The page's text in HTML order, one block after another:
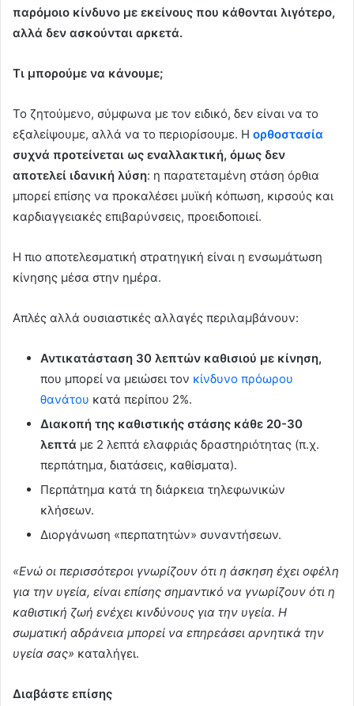
παρόμοιο κίνδυνο με εκείνους που κάθονται λιγότερο,
αλλά δεν ασκούνται αρκετά.
Τι μπορούμε να κάνουμε;
Το ζητούμενο, σύμφωνα με τον ειδικό, δεν είναι να το
εξαλείψουμε, αλλά να το περιορίσουμε. Η ορθοστασία
συχνά προτείνεται ως εναλλακτική, όμως δεν
αποτελεί ιδανική λύση: η παρατεταμένη στάση όρθια
μπορεί επίσης να προκαλέσει μυϊκή κόπωση, κιρσούς και
καρδιαγγειακές επιβαρύνσεις, προειδοποιεί.
Η πιο αποτελεσματική στρατηγική είναι η ενσωμάτωση
κίνησης μέσα στην ημέρα.
Απλές αλλά ουσιαστικές αλλαγές περιλαμβάνουν:
Αντικατάσταση 30 λεπτών καθισιού με κίνηση,
που μπορεί να μειώσει τον κίνδυνο πρόωρου
θανάτου κατά περίπου 2%.
Διακοπή της καθιστικής στάσης κάθε 20-30
λεπτά με 2 λεπτά ελαφριάς δραστηριότητας (π.χ.
περπάτημα, διατάσεις, καθίσματα).
Περπάτημα κατά τη διάρκεια τηλεφωνικών
κλήσεων.
Διοργάνωση «περπατητών» συναντήσεων.
«Ενώ οι περισσότεροι γνωρίζουν ότι η άσκηση έχει οφέλη
για την υγεία, είναι επίσης σημαντικό να γνωρίζουν ότι η
καθιστική ζωή ενέχει κινδύνους για την υγεία. Η
σωματική αδράνεια μπορεί να επηρεάσει αρνητικά την
υγεία σας» καταλήγει.
Διαβάστε επίσης